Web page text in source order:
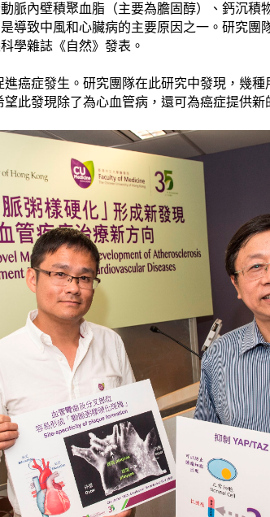
脈內壁積聚血脂（主要為膽固醇）、鈣沉積
導致中風和心臟病的主要原因之一。研究團
學雜誌《自然》發表。
癌症發生。研究團隊在此研究中發現，幾
此發現除了為心血管病，還可為癌症提供新